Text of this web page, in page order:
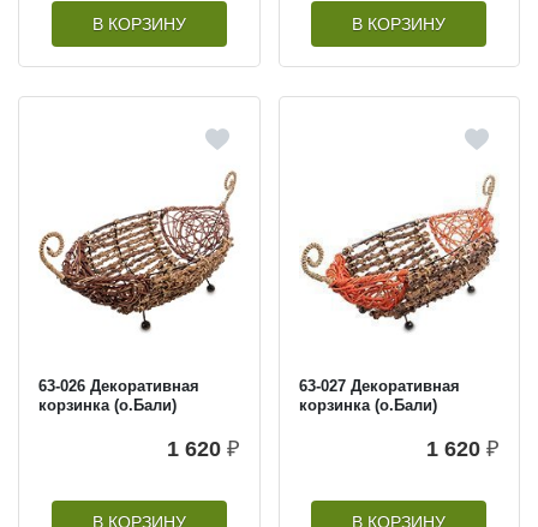
В КОРЗИНУ В КОРЗИНУ
63-026 Декоративная
корзинка (о.Бали)
1 620 ₽
В КОРЗИНУ
63-027 Декоративная
корзинка (о.Бали)
1 620 ₽
В КОРЗИНУ